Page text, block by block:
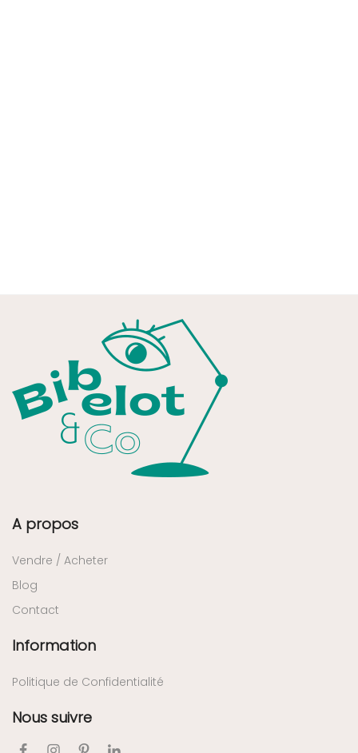
A propos
Vendre / Acheter
Blog
Contact
Information
Politique de Confidentialité
Nous suivre